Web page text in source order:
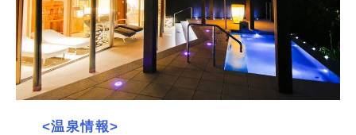
<温泉情報>